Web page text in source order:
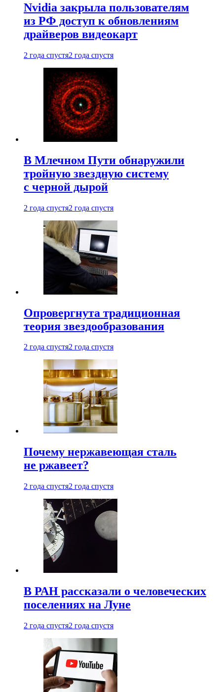
Nvidia закрыла пользователям
из РФ доступ к обновлениям
драйверов видеокарт
2 года спустя2 года спустя
В Млечном Пути обнаружили
тройную звездную систему
с черной дырой
2 года спустя2 года спустя
Опровергнута традиционная
теория звездообразования
2 года спустя2 года спустя
Почему нержавеющая сталь
не ржавеет?
2 года спустя2 года спустя
В РАН рассказали о человеческих
поселениях на Луне
2 года спустя2 года спустя